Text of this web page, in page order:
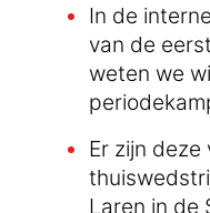
In de
van de
weten we
Er zijn
Laren in de